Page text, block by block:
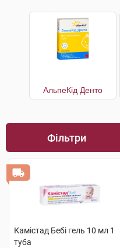
АльпеКід Денто
Фільтри
Камістад Бебі гель 10 мл 1
туба